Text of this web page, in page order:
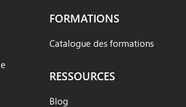
FORMATIONS
Catalogue des formations
RESSOURCES
Blog